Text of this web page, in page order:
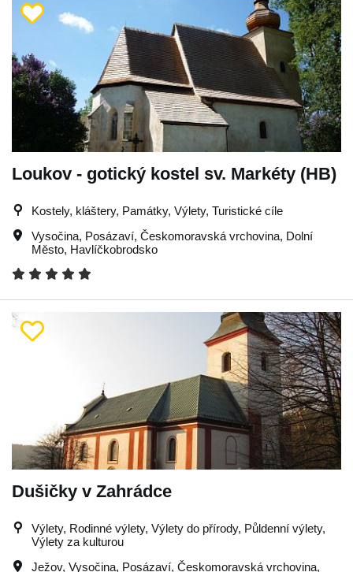
Loukov - gotický kostel sv. Markéty (HB)
Kostely, kláštery, Památky, Výlety, Turistické cíle
Vysočina, Posázaví, Českomoravská vrchovina, Dolní
Město, Havlíčkobrodsko
Dušičky v Zahrádce
Výlety, Rodinné výlety, Výlety do přírody, Půldenní výlety,
Výlety za kulturou
Ježov, Vysočina, Posázaví, Českomoravská vrchovina,